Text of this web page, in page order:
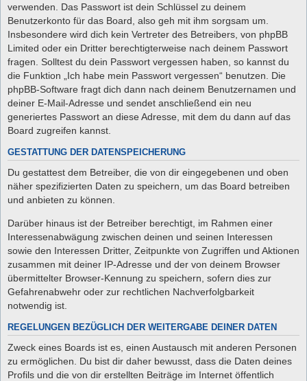
verwenden. Das Passwort ist dein Schlüssel zu deinem
Benutzerkonto für das Board, also geh mit ihm sorgsam um.
Insbesondere wird dich kein Vertreter des Betreibers, von phpBB
Limited oder ein Dritter berechtigterweise nach deinem Passwort
fragen. Solltest du dein Passwort vergessen haben, so kannst du
die Funktion „Ich habe mein Passwort vergessen“ benutzen. Die
phpBB-Software fragt dich dann nach deinem Benutzernamen und
deiner E-Mail-Adresse und sendet anschließend ein neu
generiertes Passwort an diese Adresse, mit dem du dann auf das
Board zugreifen kannst.
GESTATTUNG DER DATENSPEICHERUNG
Du gestattest dem Betreiber, die von dir eingegebenen und oben
näher spezifizierten Daten zu speichern, um das Board betreiben
und anbieten zu können.
Darüber hinaus ist der Betreiber berechtigt, im Rahmen einer
Interessenabwägung zwischen deinen und seinen Interessen
sowie den Interessen Dritter, Zeitpunkte von Zugriffen und Aktionen
zusammen mit deiner IP-Adresse und der von deinem Browser
übermittelter Browser-Kennung zu speichern, sofern dies zur
Gefahrenabwehr oder zur rechtlichen Nachverfolgbarkeit
notwendig ist.
REGELUNGEN BEZÜGLICH DER WEITERGABE DEINER DATEN
Zweck eines Boards ist es, einen Austausch mit anderen Personen
zu ermöglichen. Du bist dir daher bewusst, dass die Daten deines
Profils und die von dir erstellten Beiträge im Internet öffentlich